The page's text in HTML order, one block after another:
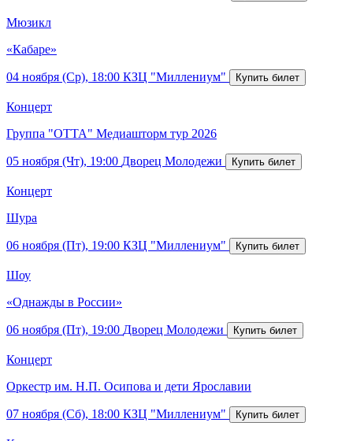
Мюзикл
«Кабаре»
04 ноября (Ср), 18:00 КЗЦ "Миллениум"
Концерт
Группа "ОТТА" Медиашторм тур 2026
05 ноября (Чт), 19:00 Дворец Молодежи
Концерт
Шура
06 ноября (Пт), 19:00 КЗЦ "Миллениум"
Шоу
«Однажды в России»
06 ноября (Пт), 19:00 Дворец Молодежи
Концерт
Оркестр им. Н.П. Осипова и дети Ярославии
07 ноября (Сб), 18:00 КЗЦ "Миллениум"